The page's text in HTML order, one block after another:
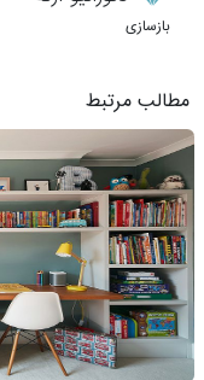
بازسازی
مطالب مرتبط